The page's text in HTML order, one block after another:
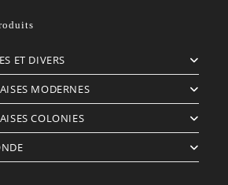
ET DIVERS
MODERNES
COLONIES